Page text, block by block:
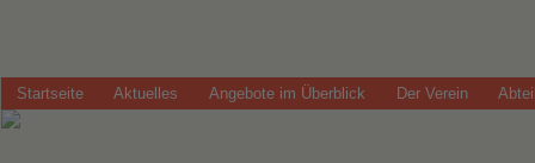
Startseite Aktuelles Angebote im Überblick Der Verein